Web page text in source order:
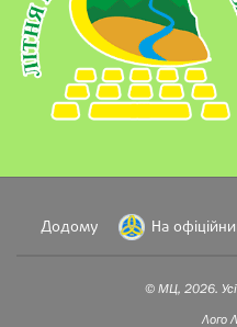
Додому На
© МЦ, 2026. Усі
Лого